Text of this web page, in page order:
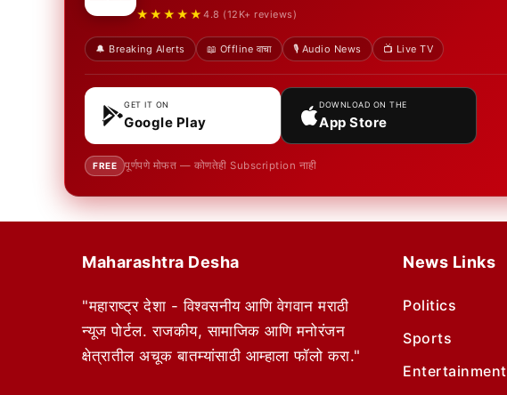
★★★★★ 4.8 (12K+ reviews)
🔔 Breaking Alerts 📖 Offline वाचा 🎙️ Audio News 📺 Live TV
GET IT ON
Google Play
DOWNLOAD ON THE
App Store
FREE पूर्णपणे मोफत — कोणतेही Subscription नाही
Maharashtra Desha
"महाराष्ट्र देशा - विश्वसनीय आणि वेगवान मराठी
न्यूज पोर्टल. राजकीय, सामाजिक आणि मनोरंजन
क्षेत्रातील अचूक बातम्यांसाठी आम्हाला फॉलो करा."
News Links
Politics
Sports
Entertainment